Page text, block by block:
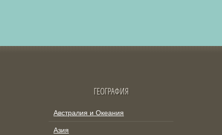
ГЕОГРАФИЯ
Австралия и Океания
Азия